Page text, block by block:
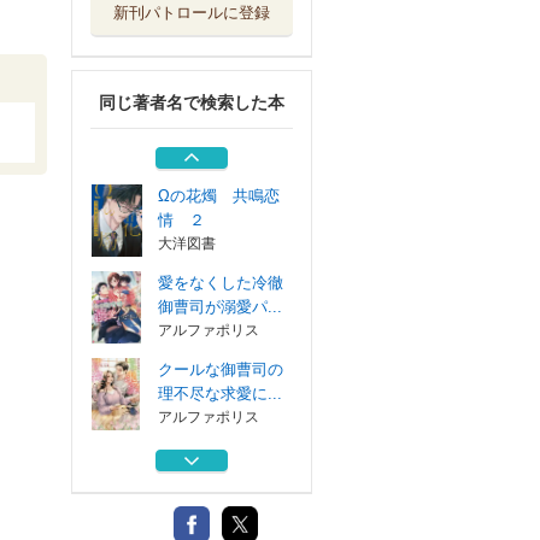
新刊パトロールに登録
同じ著者名で検索した本
Ωの花燭 共鳴恋
大洋図書
琥珀の月 ヤンデ
レ義弟の執着愛...
アルファポリス
Ωの花燭 共鳴恋
情 ２
大洋図書
愛をなくした冷徹
御曹司が溺愛パ...
アルファポリス
クールな御曹司の
理不尽な求愛に...
アルファポリス
Ωの花燭 共鳴恋
大洋図書